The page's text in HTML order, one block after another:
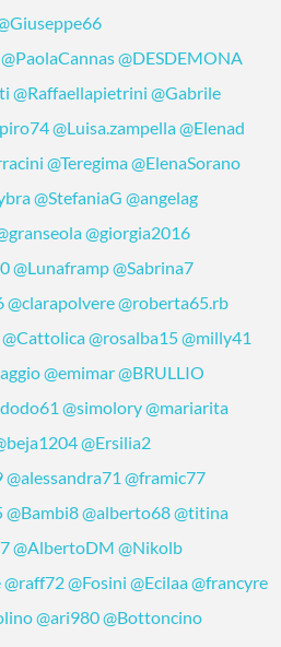
@PaolaCannas@DESDEMONA
@Raffaellapietrini @Gabrile
@Luisa.zampella@Elenad
@Teregima@ElenaSorano
@StefaniaG @angelag
@giorgia2016
@Lunaframp@Sabrina7
@clarapolvere@roberta65.rb
@Cattolica@rosalba15@milly41
@emimar@BRULLIO
@simolory@mariarita
@Ersilia2
@alessandra71 @framic77
@Bambi8@alberto68@titina
@AlbertoDM @Nikolb
@raff72@Fosini @Ecilaa@francyre
@ari980@Bottoncino